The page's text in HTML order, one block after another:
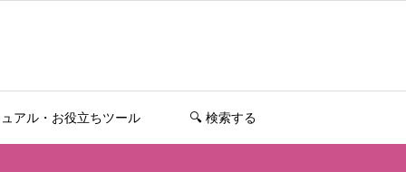
アル・お役立ちツール 🔍️ 検索する